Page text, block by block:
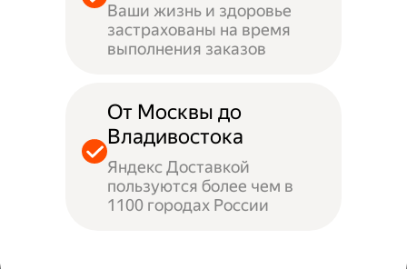
Ваши жизнь и здоровье
застрахованы на время
выполнения заказов
От Москвы до
Владивостока
Яндекс Доставкой
пользуются более чем в
1100 городах России